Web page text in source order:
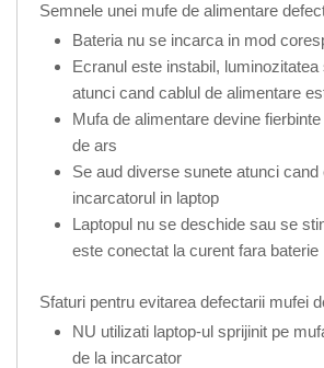
Semnele unei mufe de alimentare
Bateria nu se incarca in mod
Ecranul este instabil,
atunci cand cablul de alimentare
Mufa de alimentare devine
de ars
Se aud diverse sunete atunci cand
incarcatorul in laptop
Laptopul nu se deschide sau se
este conectat la curent fara baterie
Sfaturi pentru evitarea defectarii mufei
NU utilizati laptop-ul sprijinit pe
de la incarcator